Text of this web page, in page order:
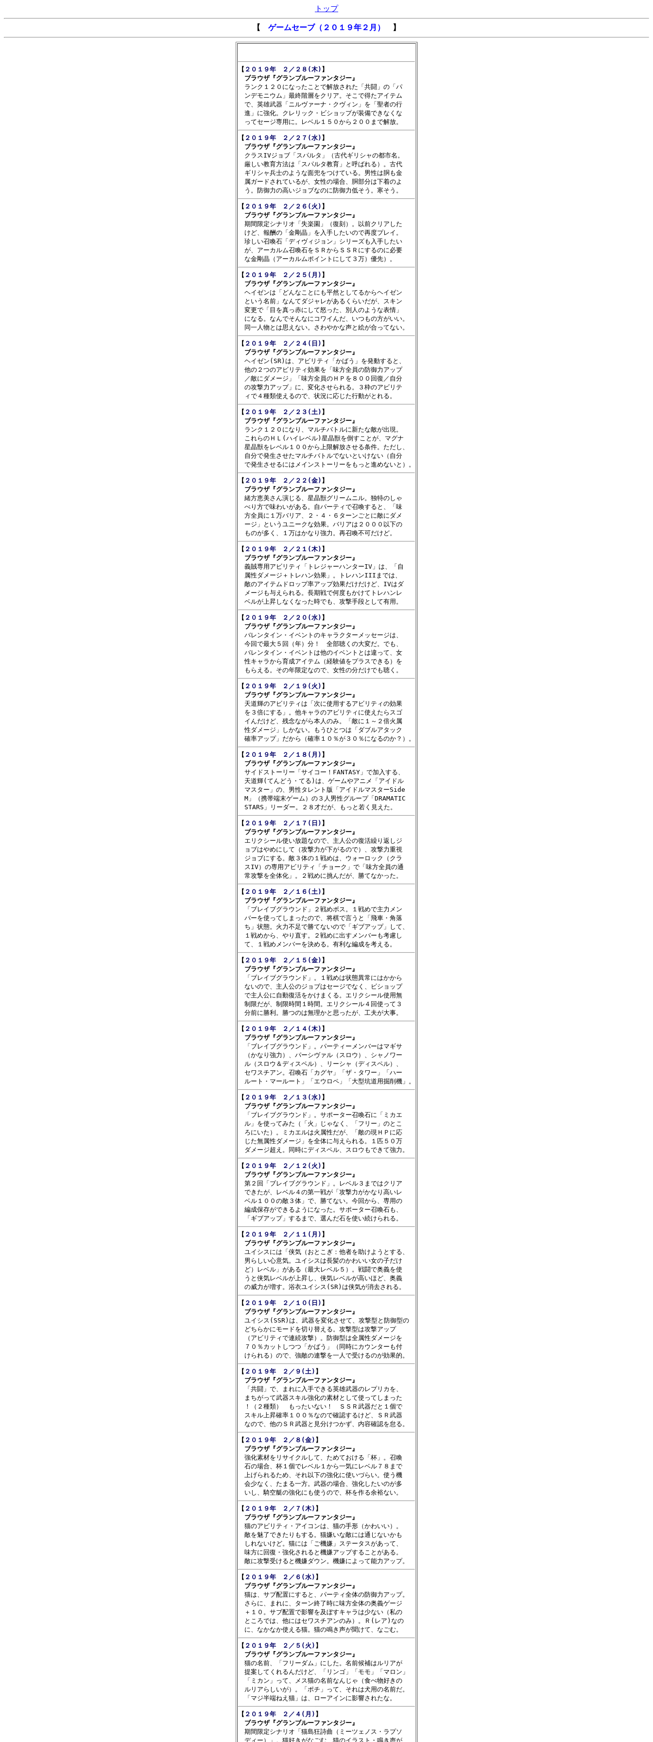
トップ
【 ゲームセーブ（２０１９年２月） 】
【 ２０１９年　２／２８(木) 】
ブラウザ『グランブルーファンタジー』
ランク１２０になったことで解放された「共闘」の「パ
ンデモニウム」最終階層をクリア。そこで得たアイテム
で、英雄武器「ニルヴァーナ・クヴィン」を「聖者の行
進」に強化。クレリック・ビショップが装備できなくな
【 ２０１９年　２／２７(水) 】
ブラウザ『グランブルーファンタジー』
クラスIVジョブ「スパルタ」（古代ギリシャの都市名。
厳しい教育方法は「スパルタ教育」と呼ばれる）。古代
ギリシャ兵士のような面兜をつけている。男性は胴も金
属ガードされているが、女性の場合、胴部分は下着のよ
【 ２０１９年　２／２６(火) 】
ブラウザ『グランブルーファンタジー』
期間限定シナリオ「失楽園」（復刻）。以前クリアした
けど、報酬の「金剛晶」を入手したいので再度プレイ。
珍しい召喚石「ディヴィジョン」シリーズも入手したい
が、アーカルム召喚石をＳＲからＳＳＲにするのに必要
【 ２０１９年　２／２５(月) 】
ブラウザ『グランブルーファンタジー』
ヘイゼンは「どんなことにも平然としてるからヘイゼン
という名前」なんてダジャレがあるくらいだが、スキン
変更で「目を真っ赤にして怒った、別人のような表情」
になる。なんでそんなにコワイんだ、いつもの方がいい。
【 ２０１９年　２／２４(日) 】
ブラウザ『グランブルーファンタジー』
ヘイゼン(SR)は、アビリティ「かばう」を発動すると、
他の２つのアビリティ効果を「味方全員の防御力アップ
／敵にダメージ」「味方全員のＨＰを８００回復／自分
の攻撃力アップ」に、変化させられる。３枠のアビリテ
【 ２０１９年　２／２３(土) 】
ブラウザ『グランブルーファンタジー』
ランク１２０になり、マルチバトルに新たな敵が出現。
これらのＨＬ(ハイレベル)星晶獣を倒すことが、マグナ
星晶獣をレベル１００から上限解放させる条件。ただし、
自分で発生させたマルチバトルでないといけない（自分
【 ２０１９年　２／２２(金) 】
ブラウザ『グランブルーファンタジー』
緒方恵美さん演じる、星晶獣グリームニル。独特のしゃ
べり方で味わいがある。自パーティで召喚すると、「味
方全員に１万バリア、２・４・６ターンごとに敵にダメ
ージ」というユニークな効果。バリアは２０００以下の
【 ２０１９年　２／２１(木) 】
ブラウザ『グランブルーファンタジー』
義賊専用アビリティ「トレジャーハンターIV」は、「自
属性ダメージ＋トレハン効果」。トレハンIIIまでは、
敵のアイテムドロップ率アップ効果だけだけど、IVはダ
メージも与えられる。長期戦で何度もかけてトレハンレ
【 ２０１９年　２／２０(水) 】
ブラウザ『グランブルーファンタジー』
バレンタイン・イベントのキャラクターメッセージは、
今回で最大５回（年）分！　全部聴くの大変だ。でも、
バレンタイン・イベントは他のイベントとは違って、女
性キャラから育成アイテム（経験値をプラスできる）を
【 ２０１９年　２／１９(火) 】
ブラウザ『グランブルーファンタジー』
天道輝のアビリティは「次に使用するアビリティの効果
を３倍にする」。他キャラのアビリティに使えたらスゴ
イんだけど、残念ながら本人のみ。「敵に１～２倍火属
性ダメージ」しかない。もうひとつは「ダブルアタック
【 ２０１９年　２／１８(月) 】
ブラウザ『グランブルーファンタジー』
サイドストーリー「サイコー！FANTASY」で加入する、
天道輝(てんどう・てる)は、ゲームやアニメ「アイドル
マスター」の、男性タレント版「アイドルマスターSide
M」（携帯端末ゲーム）の３人男性グループ「DRAMATIC
【 ２０１９年　２／１７(日) 】
ブラウザ『グランブルーファンタジー』
エリクシール使い放題なので、主人公の復活繰り返しジ
ョブはやめにして（攻撃力が下がるので）、攻撃力重視
ジョブにする。敵３体の１戦めは、ウォーロック（クラ
スIV）の専用アビリティ「チョーク」で「味方全員の通
【 ２０１９年　２／１６(土) 】
ブラウザ『グランブルーファンタジー』
「ブレイブグラウンド」２戦めボス。１戦めで主力メン
バーを使ってしまったので、将棋で言うと「飛車・角落
ち」状態。火力不足で勝てないので「ギブアップ」して、
１戦めから、やり直す。２戦めに出すメンバーも考慮し
【 ２０１９年　２／１５(金) 】
ブラウザ『グランブルーファンタジー』
「ブレイブグラウンド」。１戦めは状態異常にはかから
ないので、主人公のジョブはセージでなく、ビショップ
で主人公に自動復活をかけまくる。エリクシール使用無
制限だが、制限時間１時間。エリクシール４回使って３
【 ２０１９年　２／１４(木) 】
ブラウザ『グランブルーファンタジー』
「ブレイブグラウンド」。パーティーメンバーはマギサ
（かなり強力）、パーシヴァル（スロウ）、シャノワー
ル（スロウ＆ディスペル）、リーシャ（ディスペル）、
セワスチアン。召喚石「カグヤ」「ザ・タワー」「ハー
【 ２０１９年　２／１３(水) 】
ブラウザ『グランブルーファンタジー』
「ブレイブグラウンド」。サポーター召喚石に「ミカエ
ル」を使ってみた（「火」じゃなく、「フリー」のとこ
ろにいた）。ミカエルは火属性だが、「敵の現ＨＰに応
じた無属性ダメージ」を全体に与えられる。１匹５０万
【 ２０１９年　２／１２(火) 】
ブラウザ『グランブルーファンタジー』
第２回「ブレイブグラウンド」。レベル３まではクリア
できたが、レベル４の第一戦が「攻撃力がかなり高いレ
ベル１００の敵３体」で、勝てない。今回から、専用の
編成保存ができるようになった。サポーター召喚石も、
【 ２０１９年　２／１１(月) 】
ブラウザ『グランブルーファンタジー』
ユイシスには「侠気（おとこぎ：他者を助けようとする、
男らしい心意気。ユイシスは長髪のかわいい女の子だけ
ど）レベル」がある（最大レベル５）。戦闘で奥義を使
うと侠気レベルが上昇し、侠気レベルが高いほど、奥義
【 ２０１９年　２／１０(日) 】
ブラウザ『グランブルーファンタジー』
ユイシス(SSR)は、武器を変化させて、攻撃型と防御型の
どちらかにモードを切り替える。攻撃型は攻撃アップ
（アビリティで連続攻撃）。防御型は全属性ダメージを
７０％カットしつつ「かばう」（同時にカウンターも付
【 ２０１９年　２／９(土) 】
ブラウザ『グランブルーファンタジー』
「共闘」で、まれに入手できる英雄武器のレプリカを、
まちがって武器スキル強化の素材として使ってしまった
！（２種類）　もったいない！　ＳＳＲ武器だと１個で
スキル上昇確率１００％なので確認するけど、ＳＲ武器
【 ２０１９年　２／８(金) 】
ブラウザ『グランブルーファンタジー』
強化素材をリサイクルして、ためておける「杯」。召喚
石の場合、杯１個でレベル１から一気にレベル７８まで
上げられるため、それ以下の強化に使いづらい。使う機
会少なく、たまる一方。武器の場合、強化したいのが多
【 ２０１９年　２／７(木) 】
ブラウザ『グランブルーファンタジー』
猫のアビリティ・アイコンは、猫の手形（かわいい）。
敵を魅了できたりもする。猫嫌いな敵には通じないかも
しれないけど。猫には「ご機嫌」ステータスがあって、
味方に回復・強化されると機嫌アップすることがある。
【 ２０１９年　２／６(水) 】
ブラウザ『グランブルーファンタジー』
猫は、サブ配置にすると、パーティ全体の防御力アップ。
さらに、まれに、ターン終了時に味方全体の奥義ゲージ
＋１０。サブ配置で影響を及ぼすキャラは少ない（私の
ところでは、他にはセワスチアンのみ）。Ｒ(レア)なの
【 ２０１９年　２／５(火) 】
ブラウザ『グランブルーファンタジー』
猫の名前、「フリーダム」にした。名前候補はルリアが
提案してくれるんだけど、「リンゴ」「モモ」「マロン」
「ミカン」って、メス猫の名前なんじゃ（食べ物好きの
ルリアらしいが）。「ポチ」って、それは犬用の名前だ。
【 ２０１９年　２／４(月) 】
ブラウザ『グランブルーファンタジー』
期間限定シナリオ「猫島狂詩曲（ミーツェノス・ラプソ
ディー）」。猫好きがなごむ、猫のイラスト・鳴き声が